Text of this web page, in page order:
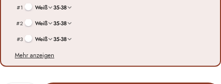
#1 Weiß
35-38
#2 Weiß
35-38
#3 Weiß 35-38
Mehr anzeigen